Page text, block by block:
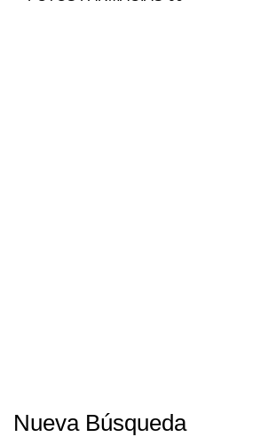
Nueva Búsqueda